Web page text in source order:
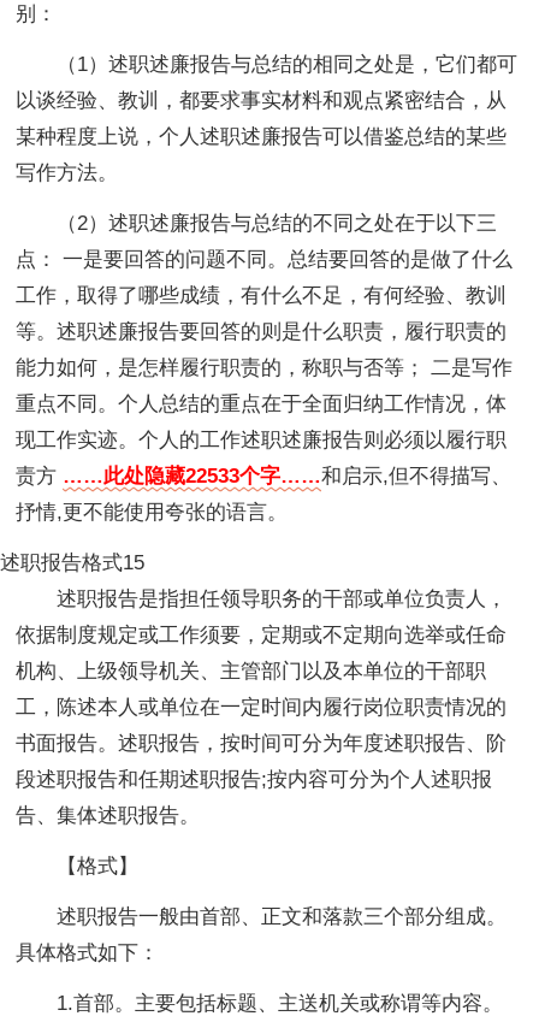
别：
（1）述职述廉报告与总结的相同之处是，它们都可
以谈经验、教训，都要求事实材料和观点紧密结合，从
某种程度上说，个人述职述廉报告可以借鉴总结的某些
写作方法。
（2）述职述廉报告与总结的不同之处在于以下三
点： 一是要回答的问题不同。总结要回答的是做了什么
工作，取得了哪些成绩，有什么不足，有何经验、教训
等。述职述廉报告要回答的则是什么职责，履行职责的
能力如何，是怎样履行职责的，称职与否等； 二是写作
重点不同。个人总结的重点在于全面归纳工作情况，体
现工作实迹。个人的工作述职述廉报告则必须以履行职
责方 ……此处隐藏22533个字……和启示,但不得描写、
抒情,更不能使用夸张的语言。
述职报告格式15
述职报告是指担任领导职务的干部或单位负责人，
依据制度规定或工作须要，定期或不定期向选举或任命
机构、上级领导机关、主管部门以及本单位的干部职
工，陈述本人或单位在一定时间内履行岗位职责情况的
书面报告。述职报告，按时间可分为年度述职报告、阶
段述职报告和任期述职报告;按内容可分为个人述职报
告、集体述职报告。
【格式】
述职报告一般由首部、正文和落款三个部分组成。
具体格式如下：
1.首部。主要包括标题、主送机关或称谓等内容。